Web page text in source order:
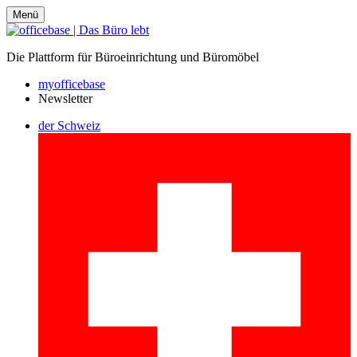
Menü
Die Plattform für Büroeinrichtung und Büromöbel
myofficebase
Newsletter
der Schweiz